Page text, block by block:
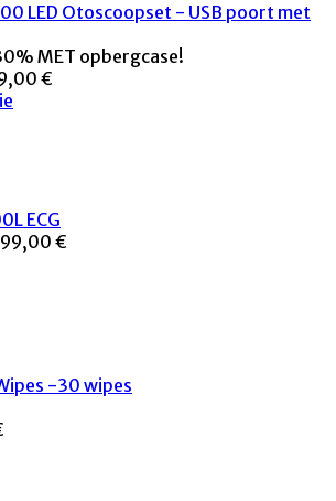
LED Otoscoopset - USB poort met
MET opbergcase!
€
ECG
€
-30 wipes